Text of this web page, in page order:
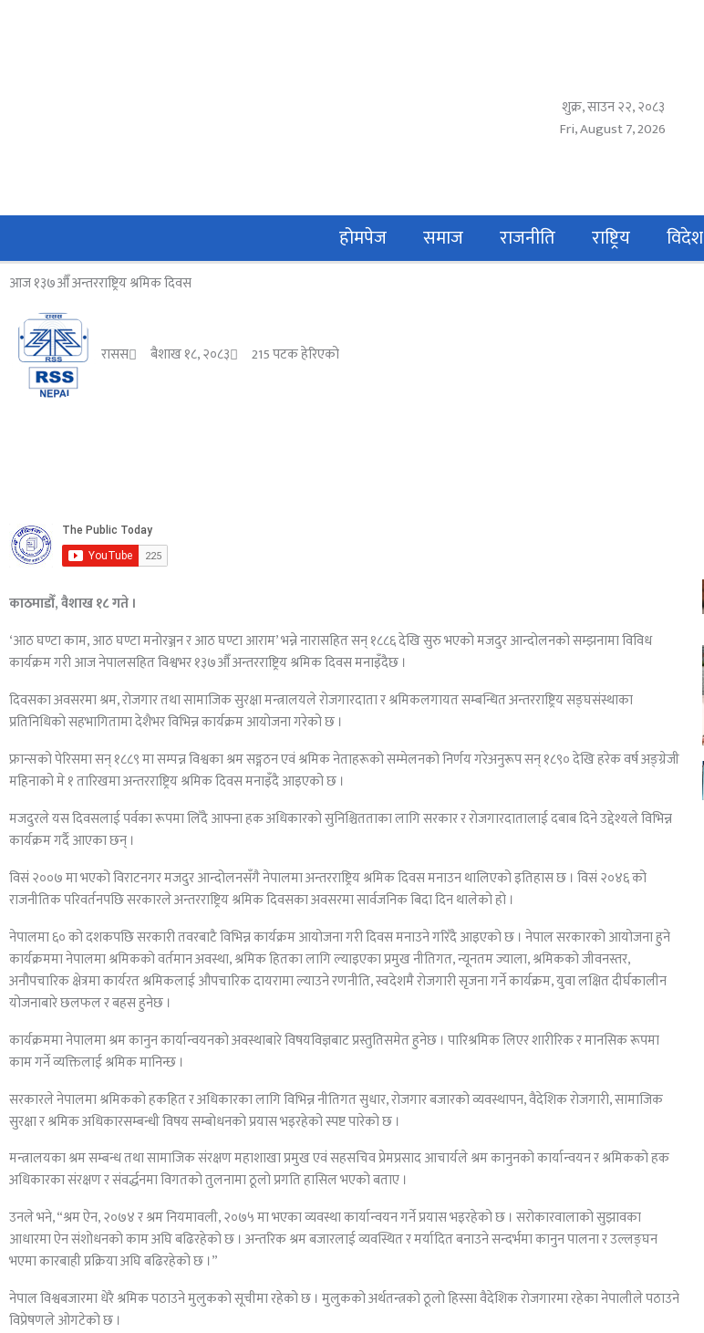
शुक्र, साउन २२, २०८३
Fri, August 7, 2026
होमपेज समाज राजनीति राष्ट्रिय विदेश
आज १३७औँ अन्तरराष्ट्रिय श्रमिक दिवस
रासस बैशाख १८, २०८३ 215 पटक हेरिएको
काठमाडौँ, वैशाख १८ गते ।
‘आठ घण्टा काम, आठ घण्टा मनोरञ्जन र आठ घण्टा आराम’ भन्ने नारासहित सन् १८८६ देखि सुरु भएको मजदुर आन्दोलनको सम्झनामा विविध
कार्यक्रम गरी आज नेपालसहित विश्वभर १३७औँ अन्तरराष्ट्रिय श्रमिक दिवस मनाइँदैछ ।
दिवसका अवसरमा श्रम, रोजगार तथा सामाजिक सुरक्षा मन्त्रालयले रोजगारदाता र श्रमिकलगायत सम्बन्धित अन्तरराष्ट्रिय सङ्घसंस्थाका
प्रतिनिधिको सहभागितामा देशैभर विभिन्न कार्यक्रम आयोजना गरेको छ ।
फ्रान्सको पेरिसमा सन् १८८९ मा सम्पन्न विश्वका श्रम सङ्गठन एवं श्रमिक नेताहरूको सम्मेलनको निर्णय गरेअनुरूप सन् १८९० देखि हरेक वर्ष अङ्ग्रेजी
महिनाको मे १ तारिखमा अन्तरराष्ट्रिय श्रमिक दिवस मनाइँदै आइएको छ ।
मजदुरले यस दिवसलाई पर्वका रूपमा लिँदै आफ्ना हक अधिकारको सुनिश्चितताका लागि सरकार र रोजगारदातालाई दबाब दिने उद्देश्यले विभिन्न
कार्यक्रम गर्दै आएका छन् ।
विसं २००७ मा भएको विराटनगर मजदुर आन्दोलनसँगै नेपालमा अन्तरराष्ट्रिय श्रमिक दिवस मनाउन थालिएको इतिहास छ । विसं २०४६ को
राजनीतिक परिवर्तनपछि सरकारले अन्तरराष्ट्रिय श्रमिक दिवसका अवसरमा सार्वजनिक बिदा दिन थालेको हो ।
नेपालमा ६० को दशकपछि सरकारी तवरबाटै विभिन्न कार्यक्रम आयोजना गरी दिवस मनाउने गरिँदै आइएको छ । नेपाल सरकारको आयोजना हुने
कार्यक्रममा नेपालमा श्रमिकको वर्तमान अवस्था, श्रमिक हितका लागि ल्याइएका प्रमुख नीतिगत, न्यूनतम ज्याला, श्रमिकको जीवनस्तर,
अनौपचारिक क्षेत्रमा कार्यरत श्रमिकलाई औपचारिक दायरामा ल्याउने रणनीति, स्वदेशमै रोजगारी सृजना गर्ने कार्यक्रम, युवा लक्षित दीर्घकालीन
योजनाबारे छलफल र बहस हुनेछ ।
कार्यक्रममा नेपालमा श्रम कानुन कार्यान्वयनको अवस्थाबारे विषयविज्ञबाट प्रस्तुतिसमेत हुनेछ । पारिश्रमिक लिएर शारीरिक र मानसिक रूपमा
काम गर्ने व्यक्तिलाई श्रमिक मानिन्छ ।
सरकारले नेपालमा श्रमिकको हकहित र अधिकारका लागि विभिन्न नीतिगत सुधार, रोजगार बजारको व्यवस्थापन, वैदेशिक रोजगारी, सामाजिक
सुरक्षा र श्रमिक अधिकारसम्बन्धी विषय सम्बोधनको प्रयास भइरहेको स्पष्ट पारेको छ ।
मन्त्रालयका श्रम सम्बन्ध तथा सामाजिक संरक्षण महाशाखा प्रमुख एवं सहसचिव प्रेमप्रसाद आचार्यले श्रम कानुनको कार्यान्वयन र श्रमिकको हक
अधिकारका संरक्षण र संवर्द्धनमा विगतको तुलनामा ठूलो प्रगति हासिल भएको बताए ।
उनले भने, “श्रम ऐन, २०७४ र श्रम नियमावली, २०७५ मा भएका व्यवस्था कार्यान्वयन गर्ने प्रयास भइरहेको छ । सरोकारवालाको सुझावका
आधारमा ऐन संशोधनको काम अघि बढिरहेको छ । अन्तरिक श्रम बजारलाई व्यवस्थित र मर्यादित बनाउने सन्दर्भमा कानुन पालना र उल्लङ्घन
भएमा कारबाही प्रक्रिया अघि बढिरहेको छ ।”
नेपाल विश्वबजारमा धेरै श्रमिक पठाउने मुलुकको सूचीमा रहेको छ । मुलुकको अर्थतन्त्रको ठूलो हिस्सा वैदेशिक रोजगारमा रहेका नेपालीले पठाउने
विप्रेषणले ओगटेको छ ।